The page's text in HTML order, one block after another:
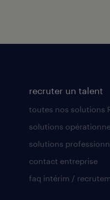
recruter un talent
toutes nos solutions
solutions
solutions
contact entreprise
faq intérim /